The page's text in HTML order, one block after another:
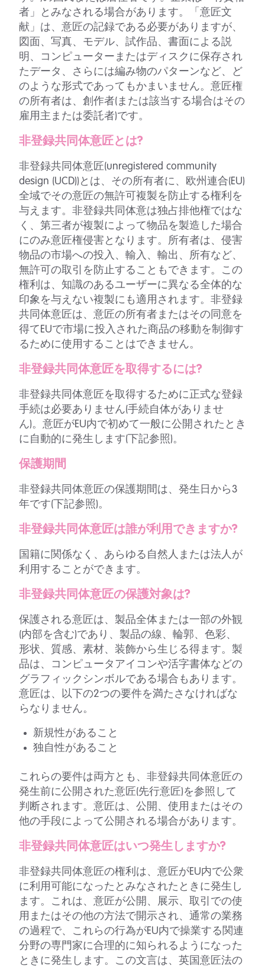
者」とみなされる場合があります。「意匠文
献」は、意匠の記録である必要がありますが、
図面、写真、モデル、試作品、書面による説
明、コンピューターまたはディスクに保存され
たデータ、さらには編み物のパターンなど、ど
のような形式であってもかまいません。意匠権
の所有者は、創作者(または該当する場合はその
雇用主または委託者)です。
非登録共同体意匠とは?
非登録共同体意匠(unregistered community
design (UCD))とは、その所有者に、欧州連合(EU)
全域でその意匠の無許可複製を防止する権利を
与えます。非登録共同体意は独占排他権ではな
く、第三者が複製によって物品を製造した場合
にのみ意匠権侵害となります。所有者は、侵害
物品の市場への投入、輸入、輸出、所有など、
無許可の取引を防止することもできます。この
権利は、知識のあるユーザーに異なる全体的な
印象を与えない複製にも適用されます。非登録
共同体意匠は、意匠の所有者またはその同意を
得てEUで市場に投入された商品の移動を制御す
るために使用することはできません。
非登録共同体意匠を取得するには?
非登録共同体意匠を取得するために正式な登録
手続は必要ありません(手続自体がありませ
ん)。意匠がEU内で初めて一般に公開されたとき
に自動的に発生します(下記参照)。
保護期間
非登録共同体意匠の保護期間は、発生日から3
年です(下記参照)。
非登録共同体意匠は誰が利用できますか?
国籍に関係なく、あらゆる自然人または法人が
利用することができます。
非登録共同体意匠の保護対象は?
保護される意匠は、製品全体または一部の外観
(内部を含む)であり、製品の線、輪郭、色彩、
形状、質感、素材、装飾から生じる得ます。製
品は、コンピュータアイコンや活字書体などの
グラフィックシンボルである場合もあります。
意匠は、以下の2つの要件を満たさなければな
らなりません。
新規性があること
独自性があること
これらの要件は両方とも、非登録共同体意匠の
発生前に公開された意匠(先行意匠)を参照して
判断されます。意匠は、公開、使用またはその
他の手段によって公開される場合があります。
非登録共同体意匠はいつ発生しますか?
非登録共同体意匠の権利は、意匠がEU内で公衆
に利用可能になったとみなされたときに発生し
ます。これは、意匠が公開、展示、取引での使
用またはその他の方法で開示され、通常の業務
の過程で、これらの行為がEU内で操業する関連
分野の専門家に合理的に知られるようになった
ときに発生します。この文言は、英国意匠法の